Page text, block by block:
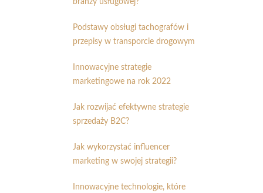
Podstawy obsługi tachografów i
przepisy w transporcie drogowym
Innowacyjne strategie
marketingowe na rok 2022
Jak rozwijać efektywne strategie
sprzedaży B2C?
Jak wykorzystać influencer
marketing w swojej strategii?
Innowacyjne technologie, które